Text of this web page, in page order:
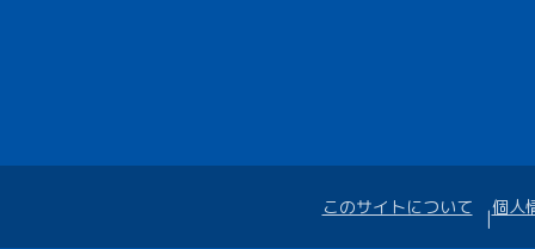
このサイトについて 個人